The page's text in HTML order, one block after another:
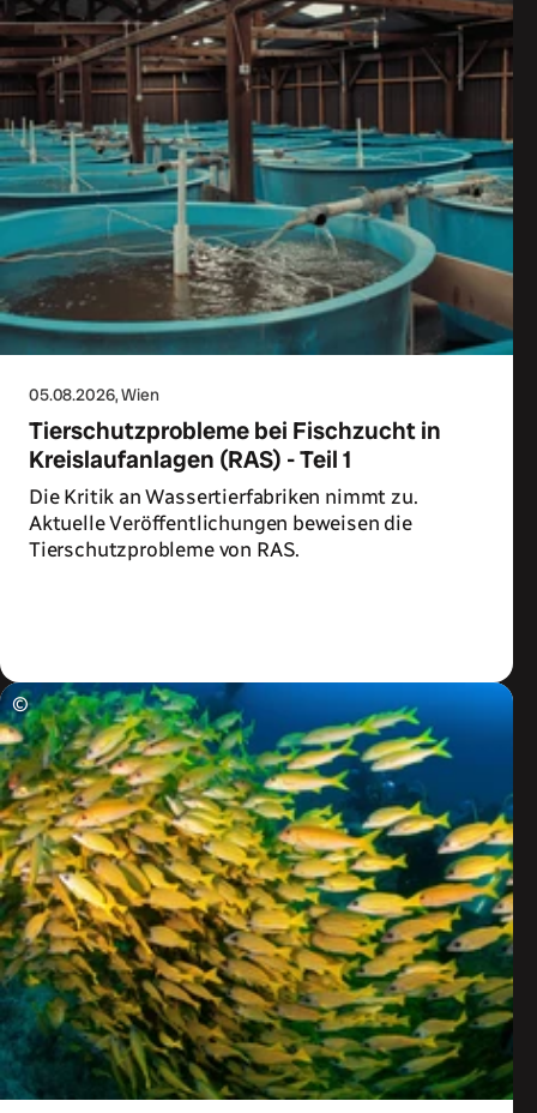
05.08.2026, Wien
Tierschutzprobleme bei Fischzucht in
Kreislaufanlagen (RAS) - Teil 1
Die Kritik an Wassertierfabriken nimmt zu.
Aktuelle Veröffentlichungen beweisen die
Tierschutzprobleme von RAS.
©